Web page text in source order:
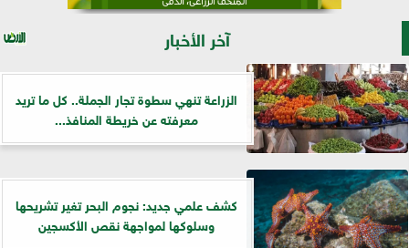
آخر الأخبار
الزراعة تنهي سطوة تجار الجملة.. كل ما تريد
معرفته عن خريطة المنافذ...
كشف علمي جديد: نجوم البحر تغير تشريحها
وسلوكها لمواجهة نقص الأكسجين